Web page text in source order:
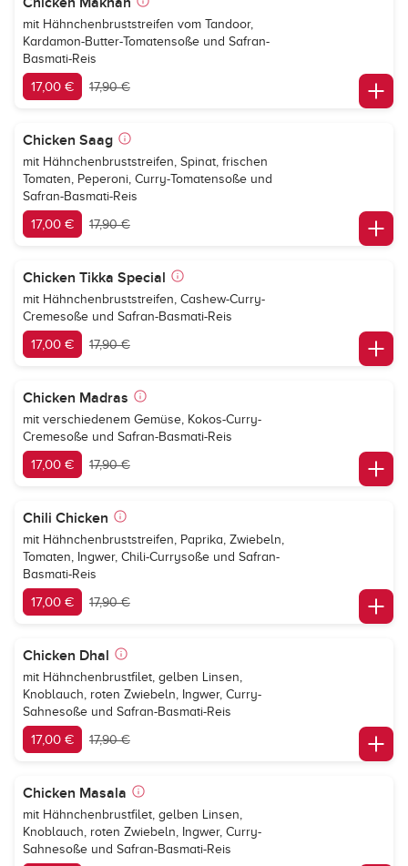
mit Hähnchenbruststreifen vom Tandoor,
Kardamon-Butter-Tomatensoße und Safran-
Basmati-Reis
17,00 € 17,90 €
Chicken Saag
mit Hähnchenbruststreifen, Spinat, frischen
Tomaten, Peperoni, Curry-Tomatensoße und
Safran-Basmati-Reis
17,00 € 17,90 €
Chicken Tikka Special
mit Hähnchenbruststreifen, Cashew-Curry-
Cremesoße und Safran-Basmati-Reis
17,00 € 17,90 €
Chicken Madras
mit verschiedenem Gemüse, Kokos-Curry-
Cremesoße und Safran-Basmati-Reis
17,00 € 17,90 €
Chili Chicken
mit Hähnchenbruststreifen, Paprika, Zwiebeln,
Tomaten, Ingwer, Chili-Currysoße und Safran-
Basmati-Reis
17,00 € 17,90 €
Chicken Dhal
mit Hähnchenbrustfilet, gelben Linsen,
Knoblauch, roten Zwiebeln, Ingwer, Curry-
Sahnesoße und Safran-Basmati-Reis
17,00 € 17,90 €
Chicken Masala
mit Hähnchenbrustfilet, gelben Linsen,
Knoblauch, roten Zwiebeln, Ingwer, Curry-
Sahnesoße und Safran-Basmati-Reis